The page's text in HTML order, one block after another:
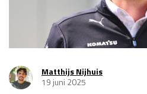
Matthijs Nijhuis
19 juni 2025